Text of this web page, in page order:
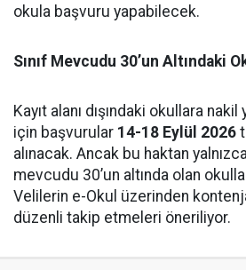
okula başvuru yapabilecek.
Sınıf Mevcudu 30’un Altındaki
Kayıt alanı dışındaki okullara
için başvurular 14-18 Eylül 2026
alınacak. Ancak bu haktan
mevcudu 30’un altında olan
Velilerin e-Okul üzerinden
düzenli takip etmeleri öneriliyor.